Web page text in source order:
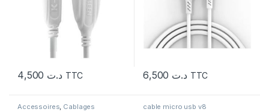
د.ت TTC د.ت TTC
Accessoires, Cablages cable micro usb v8